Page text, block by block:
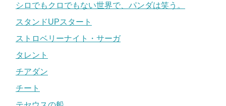
シロでもクロでもない世界で、パンダは笑う。
スタンドUPスタート
ストロベリーナイト・サーガ
タレント
チアダン
チート